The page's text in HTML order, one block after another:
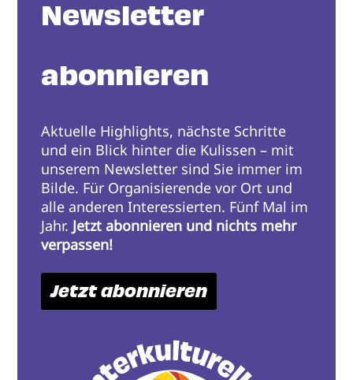
Newsletter
abonnieren
Aktuelle Highlights, nächste Schritte
und ein Blick hinter die Kulissen – mit
unserem Newsletter sind Sie immer im
Bilde. Für Organisierende vor Ort und
alle anderen Interessierten. Fünf Mal im
Jahr. Jetzt abonnieren und nichts mehr
verpassen!
Jetzt abonnieren